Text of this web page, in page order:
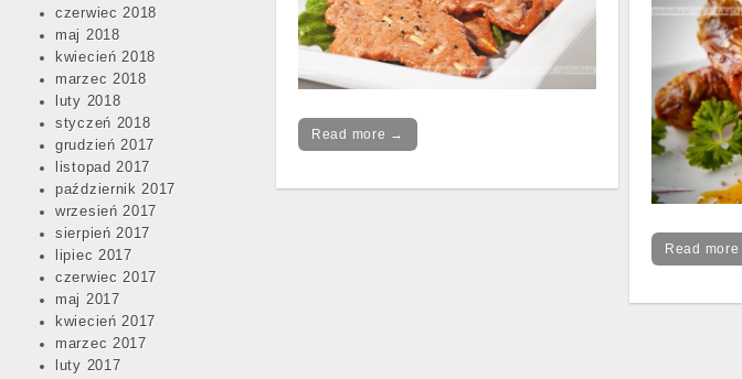
czerwiec 2018
maj 2018
kwiecień 2018
marzec 2018
luty 2018
styczeń 2018
grudzień 2017
listopad 2017
październik 2017
wrzesień 2017
sierpień 2017
lipiec 2017
czerwiec 2017
maj 2017
kwiecień 2017
marzec 2017
luty 2017
Read more →
Read